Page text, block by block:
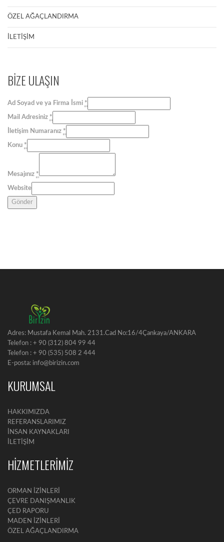
ÖZEL AĞAÇLANDIRMA
İLETİŞİM
BİZE ULAŞIN
Ad Soyad ve ya Firma İsmi *
Mail Adresiniz *
İletişim Numaranız *
Konu *
Mesajınız *
Website
Gönder
Adres: Mustafa Kemal Mah. 2131.Cad No:16/4Çankaya/ANKARA
Telefon : + 90 (312) 804 99 44
Telefon : + 90 (535) 508 2 444
E-posta: info@birizin.com
KURUMSAL
HAKKIMIZDA
REFERANSLARIMIZ
İNSAN KAYNAKLARI
İLETİŞİM
HİZMETLERİMİZ
ORMAN İZİNLERİ
ÇEVRE DANIŞMANLIK
ÇED RAPORU
MADEN İZİNLERİ
ÖZEL AĞAÇLANDIRMA